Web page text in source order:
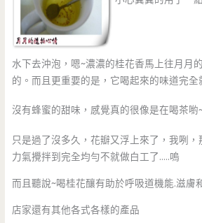
水下去沖泡，嗯~濃濃的桂花香馬上往月月
的。而且更重要的是，它喝起來的味道完
沒有蜂蜜的甜味，感覺真的很像是在喝茶喲
只是過了沒多久，花瓣又浮上來了，我咧
力氣攪拌到完全均勻不就做白工了…..嗚
而且聽說~喝桂花釀有助於呼吸道機能.滋膚
店家還有其他各式各樣的產品